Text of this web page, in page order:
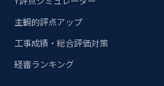
主観的評点アップ
工事成績・総合評価対策
経審ランキング